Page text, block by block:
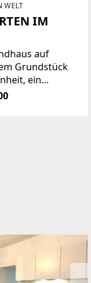
WELT
IM
auf
Grundstück
ein